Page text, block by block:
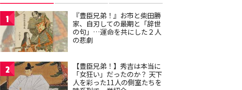
1
『豊臣兄弟！』お市と柴田勝
家、自刃しての最期と「辞世
の句」…運命を共にした２人
の悲劇
2
【豊臣兄弟！】秀吉は本当に
「女狂い」だったのか？ 天下
人を彩った11人の側室たちを